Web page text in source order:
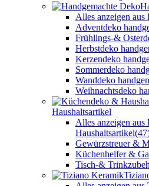
Alles anzeigen aus
Adventdeko
Frühlings-&
Herbstdeko
Kerzendeko
Sommerdeko
Wanddeko
Weihnachtsdeko
Haushaltsartikel
Alles anzeigen
Haushaltsartikel
Gewürzstreuer &
Küchenhelfer &
Tisch-&